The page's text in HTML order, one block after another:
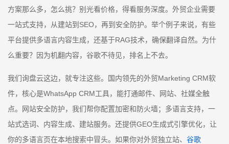
方案那么多，怎么挑？别光看价格，得看服务深度。外贸企业需要
一站式支持，从建站到SEO，再到安全防护。举个例子来说，有些
平台提供多语言内容生成，还基于RAG技术，确保翻译自然。为什
么重要？因为机翻内容，谷歌不待见，排名上不去。
我们询盘云这边，就专注这些。国内领先的外贸Marketing CRM软
件，核心是WhatsApp CRM工具，能打通邮件、网站、社媒全触
点。网站安全防护，我们帮你配置加密和防火墙；多语言支持，一
站式选词、内容生成、建站服务。还提供GEO生成式引擎优化，让
你的多语言页在本地搜索中冒头。如果你对外贸独立站、 谷歌